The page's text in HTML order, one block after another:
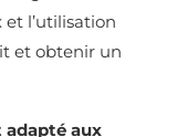
et l’utilisation
et obtenir un
adapté aux